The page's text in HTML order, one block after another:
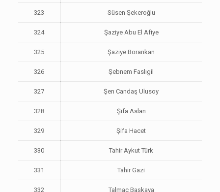
323 Süsen Şekeroğlu
324 Şaziye Abu El Afiye
325 Şaziye Borankan
326 Şebnem Faslıgil
327 Şen Candaş Ulusoy
328 Şifa Aslan
329 Şifa Hacet
330 Tahir Aykut Türk
331 Tahir Gazi
332 Talmaç Başkaya